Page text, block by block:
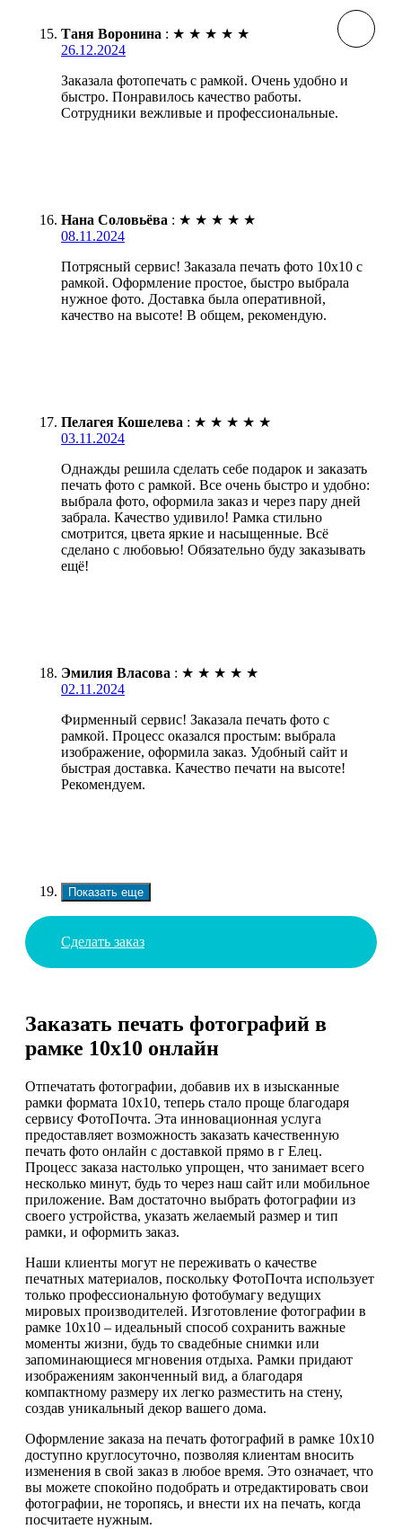
Таня Воронина : ★ ★ ★ ★ ★
26.12.2024
Заказала фотопечать с рамкой. Очень удобно и
быстро. Понравилось качество работы.
Сотрудники вежливые и профессиональные.
Нана Соловьёва : ★ ★ ★ ★ ★
08.11.2024
Потрясный сервис! Заказала печать фото 10х10 с
рамкой. Оформление простое, быстро выбрала
нужное фото. Доставка была оперативной,
качество на высоте! В общем, рекомендую.
Пелагея Кошелева : ★ ★ ★ ★ ★
03.11.2024
Однажды решила сделать себе подарок и заказать
печать фото с рамкой. Все очень быстро и удобно:
выбрала фото, оформила заказ и через пару дней
забрала. Качество удивило! Рамка стильно
смотрится, цвета яркие и насыщенные. Всё
сделано с любовью! Обязательно буду заказывать
ещё!
Эмилия Власова : ★ ★ ★ ★ ★
02.11.2024
Фирменный сервис! Заказала печать фото с
рамкой. Процесс оказался простым: выбрала
изображение, оформила заказ. Удобный сайт и
быстрая доставка. Качество печати на высоте!
Рекомендуем.
Показать еще
Сделать заказ
Заказать печать фотографий в
рамке 10х10 онлайн
Отпечатать фотографии, добавив их в изысканные
рамки формата 10х10, теперь стало проще благодаря
сервису ФотоПочта. Эта инновационная услуга
предоставляет возможность заказать качественную
печать фото онлайн с доставкой прямо в г Елец.
Процесс заказа настолько упрощен, что занимает всего
несколько минут, будь то через наш сайт или мобильное
приложение. Вам достаточно выбрать фотографии из
своего устройства, указать желаемый размер и тип
рамки, и оформить заказ.
Наши клиенты могут не переживать о качестве
печатных материалов, поскольку ФотоПочта использует
только профессиональную фотобумагу ведущих
мировых производителей. Изготовление фотографии в
рамке 10х10 – идеальный способ сохранить важные
моменты жизни, будь то свадебные снимки или
запоминающиеся мгновения отдыха. Рамки придают
изображениям законченный вид, а благодаря
компактному размеру их легко разместить на стену,
создав уникальный декор вашего дома.
Оформление заказа на печать фотографий в рамке 10х10
доступно круглосуточно, позволяя клиентам вносить
изменения в свой заказ в любое время. Это означает, что
вы можете спокойно подобрать и отредактировать свои
фотографии, не торопясь, и внести их на печать, когда
посчитаете нужным.